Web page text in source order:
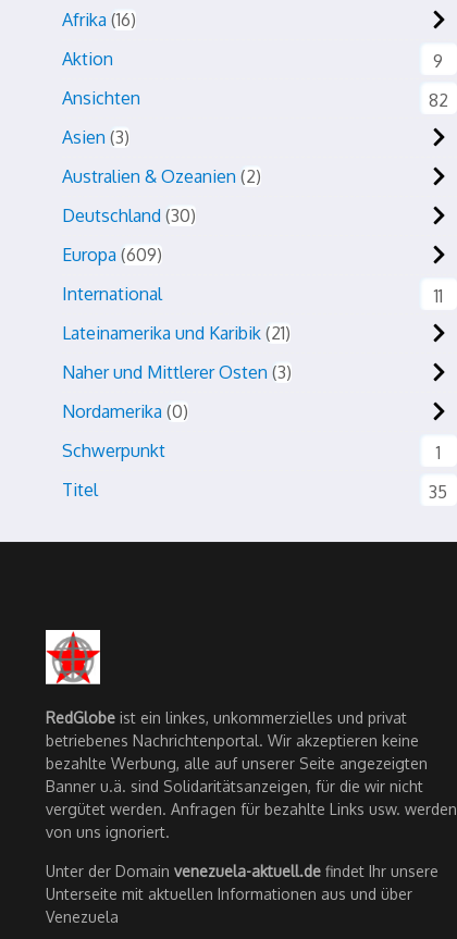
Afrika 16
Aktion
9
Ansichten
82
Asien 3
Australien & Ozeanien 2
Deutschland 30
Europa 609
International
11
Lateinamerika und Karibik 21
Naher und Mittlerer Osten 3
Nordamerika 0
Schwerpunkt
1
Titel
35
RedGlobe ist ein linkes, unkommerzielles und privat
betriebenes Nachrichtenportal. Wir akzeptieren keine
bezahlte Werbung, alle auf unserer Seite angezeigten
Banner u.ä. sind Solidaritätsanzeigen, für die wir nicht
vergütet werden. Anfragen für bezahlte Links usw. werden
von uns ignoriert.
Unter der Domain venezuela-aktuell.de findet Ihr unsere
Unterseite mit aktuellen Informationen aus und über
Venezuela